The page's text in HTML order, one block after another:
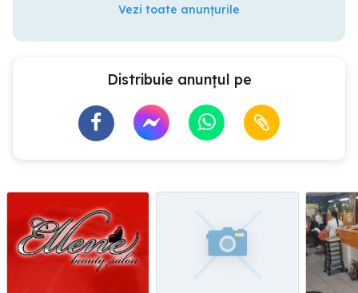
Vezi toate anunțurile
Distribuie anunțul pe